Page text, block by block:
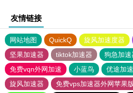
友情链接
网站地图 QuickQ 旋风加速度器
坚果加速器
tiktok加速器
狗急加速
免费vqn外网加速
小蓝鸟 优途加
旋风加速器
免费vps加速器外网苹果